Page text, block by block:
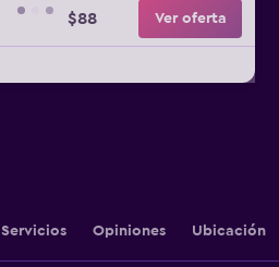
$88 Ver oferta
Servicios Opiniones Ubicación